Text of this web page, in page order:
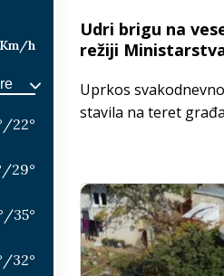
Udri brigu na
režiji
Uprkos
stavila na teret
h
/22°
/29°
/35°
/32°